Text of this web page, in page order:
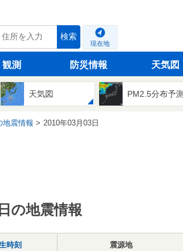
検索
現在地
観測 防災情報 天気図
天気図 PM2.5分布予測
地震情報 2010年03月03日
の地震情報
時刻 震源地